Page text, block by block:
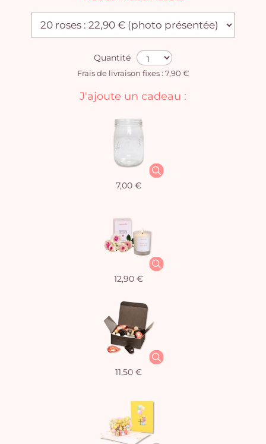
Quantité
Frais de livraison fixes : 7,90 €
J'ajoute un cadeau :
7,00 €
12,90 €
11,50 €